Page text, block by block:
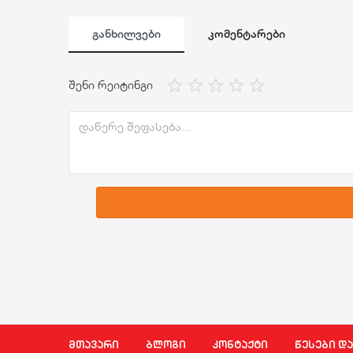
ᲒᲐᲜᲮᲘᲚᲕᲔᲑᲘ ᲙᲝᲛᲔᲜᲢᲐᲠᲔᲑᲘ
შენი რეიტინგი
მთავარი ბლოგი კონტაქტი წესები